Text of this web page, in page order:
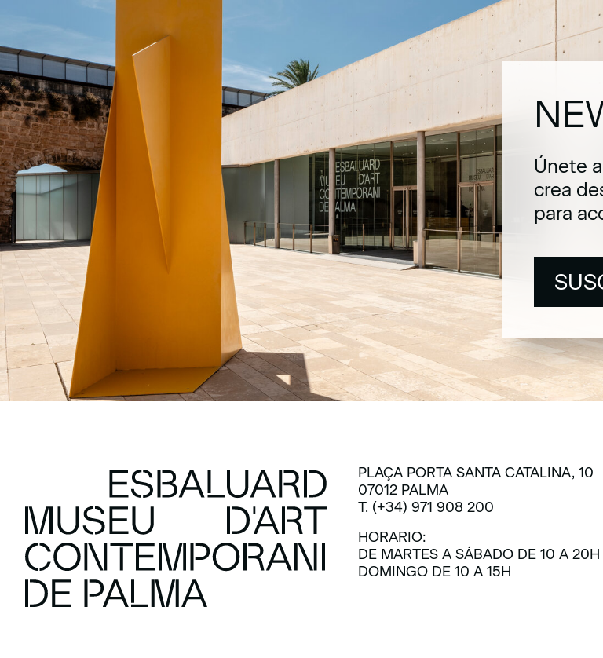
Únete
crea
para
PLAÇA PORTA SANTA CATALINA, 10
07012 PALMA
T. (+34) 971 908 200
HORARIO:
DE MARTES A SÁBADO DE 10 A 20H
DOMINGO DE 10 A 15H